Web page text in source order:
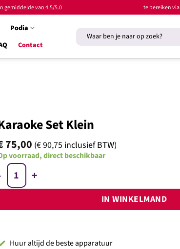
gemiddelde van 4.5/5.0 te bereiken via
Podia
Contact
Zoeken
naar:
Set Klein
75,00 (€90,75 inclusief BTW)
voorraad, direct beschikbaar
Set Klein aantal
IN WINKELMAND
Huur altijd de beste apparatuur